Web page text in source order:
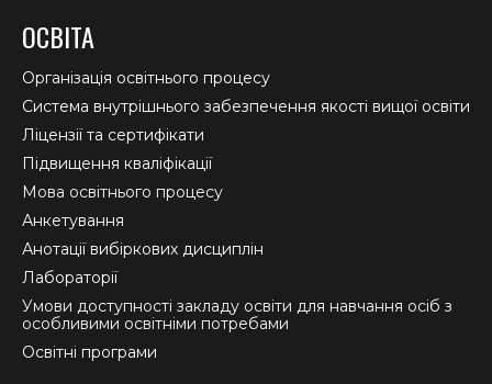
opens
in
new
window
opens
in
new
window
in
new
window
ОСВІТА
Організація освітнього процесу
Система внутрішнього забезпечення якості вищої освіти
Ліцензії та сертифікати
Підвищення кваліфікації
Мова освітнього процесу
Анкетування
Анотації вибіркових дисциплін
Лабораторії
Умови доступності закладу освіти для навчання осіб з
особливими освітніми потребами
Освітні програми